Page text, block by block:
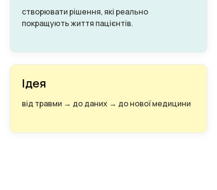
створювати рішення, які реально
покращують життя пацієнтів.
Ідея
від травми → до даних → до нової медицини